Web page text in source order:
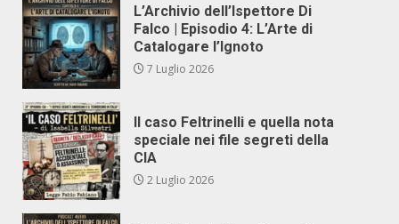
L’Archivio dell’Ispettore Di
Falco | Episodio 4: L’Arte di
Catalogare l’Ignoto
7 Luglio 2026
Il caso Feltrinelli e quella nota
speciale nei file segreti della
CIA
2 Luglio 2026